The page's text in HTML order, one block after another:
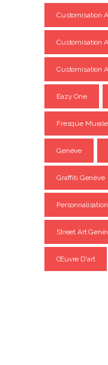
Customisation
Customisation
Customisation
Eazy One
Fresque Murale
Genève
Graffiti Genève
Personnalisation
Street Art
Œuvre D'art